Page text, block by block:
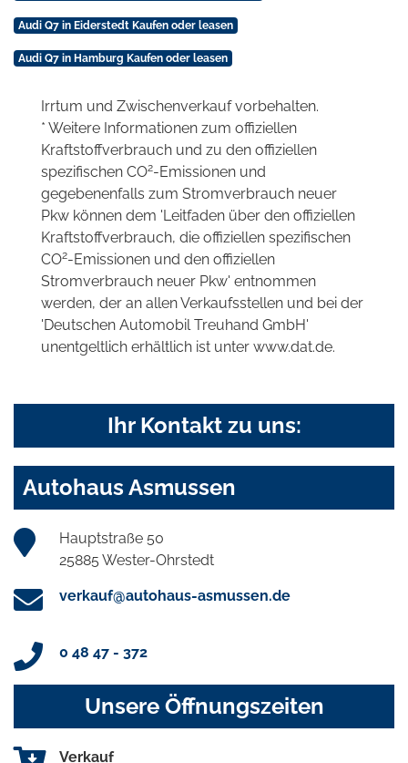
Audi Q7 in Eiderstedt Kaufen oder leasen
Audi Q7 in Hamburg Kaufen oder leasen
Irrtum und Zwischenverkauf vorbehalten.
* Weitere Informationen zum offiziellen
Kraftstoffverbrauch und zu den offiziellen
spezifischen CO2-Emissionen und
gegebenenfalls zum Stromverbrauch neuer
Pkw können dem 'Leitfaden über den offiziellen
Kraftstoffverbrauch, die offiziellen spezifischen
CO2-Emissionen und den offiziellen
Stromverbrauch neuer Pkw' entnommen
werden, der an allen Verkaufsstellen und bei der
'Deutschen Automobil Treuhand GmbH'
unentgeltlich erhältlich ist unter www.dat.de.
Ihr Kontakt zu uns:
Autohaus Asmussen
Hauptstraße 50
25885 Wester-Ohrstedt
verkauf@autohaus-asmussen.de
0 48 47 - 372
Unsere Öffnungszeiten
Verkauf